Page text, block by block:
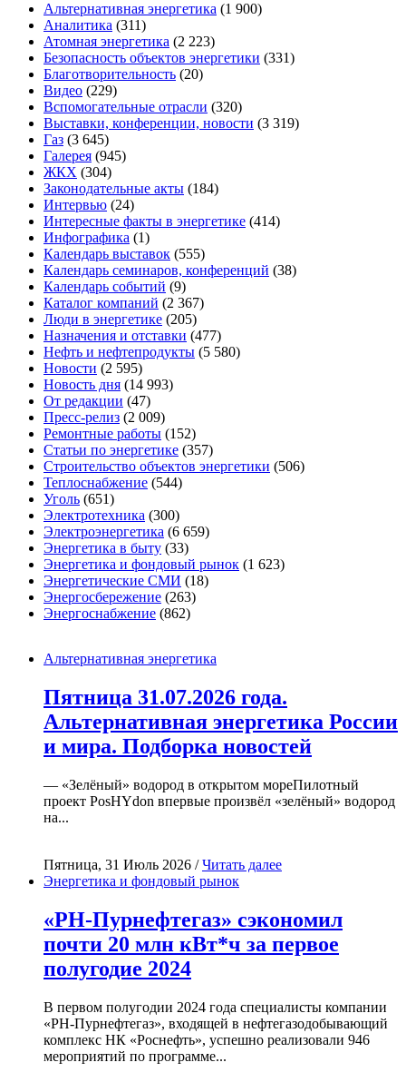
Альтернативная энергетика (1 900)
Аналитика (311)
Атомная энергетика (2 223)
Безопасность объектов энергетики (331)
Благотворительность (20)
Видео (229)
Вспомогательные отрасли (320)
Выставки, конференции, новости (3 319)
Газ (3 645)
Галерея (945)
ЖКХ (304)
Законодательные акты (184)
Интервью (24)
Интересные факты в энергетике (414)
Инфографика (1)
Календарь выставок (555)
Календарь семинаров, конференций (38)
Календарь событий (9)
Каталог компаний (2 367)
Люди в энергетике (205)
Назначения и отставки (477)
Нефть и нефтепродукты (5 580)
Новости (2 595)
Новость дня (14 993)
От редакции (47)
Пресс-релиз (2 009)
Ремонтные работы (152)
Статьи по энергетике (357)
Строительство объектов энергетики (506)
Теплоснабжение (544)
Уголь (651)
Электротехника (300)
Электроэнергетика (6 659)
Энергетика в быту (33)
Энергетика и фондовый рынок (1 623)
Энергетические СМИ (18)
Энергосбережение (263)
Энергоснабжение (862)
Альтернативная энергетика
Пятница 31.07.2026 года.
Альтернативная энергетика России
и мира. Подборка новостей
— «Зелёный» водород в открытом мореПилотный
проект PosHYdon впервые произвёл «зелёный» водород
на...
Пятница, 31 Июль 2026 /Читать далее
Энергетика и фондовый рынок
«РН-Пурнефтегаз» сэкономил
почти 20 млн кВт*ч за первое
полугодие 2024
В первом полугодии 2024 года специалисты компании
«РН-Пурнефтегаз», входящей в нефтегазодобывающий
комплекс НК «Роснефть», успешно реализовали 946
мероприятий по программе...